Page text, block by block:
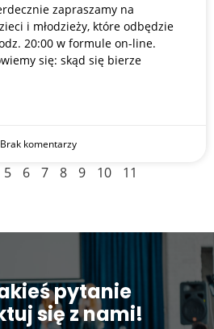
zapraszamy na
i młodzieży, które odbędzie
20:00 w formule on-line.
się: skąd się bierze
Brak komentarzy
5 6 7 8 9 10 11
pytanie
się z nami!